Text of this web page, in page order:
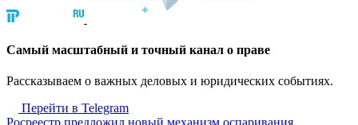
Cамый масштабный и точный канал о праве
Рассказываем о важных деловых и юридических событиях.
Перейти в Telegram